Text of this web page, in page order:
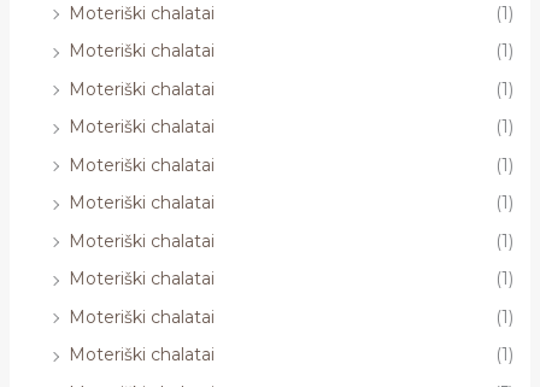
Moteriški chalatai
(1)
Moteriški chalatai
(1)
Moteriški chalatai
(1)
Moteriški chalatai
(1)
Moteriški chalatai
(1)
Moteriški chalatai
(1)
Moteriški chalatai
(1)
Moteriški chalatai
(1)
Moteriški chalatai
(1)
Moteriški chalatai
(1)